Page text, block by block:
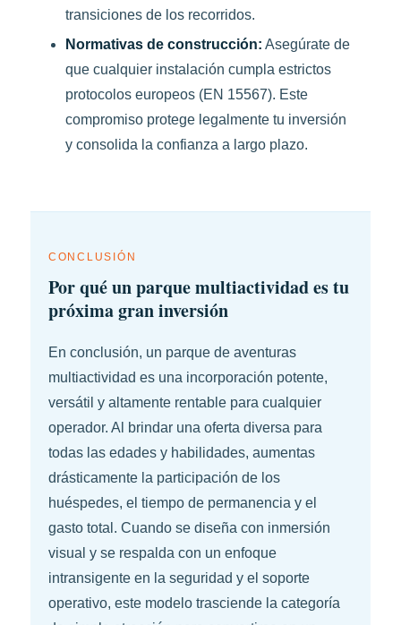
transiciones de los recorridos.
Normativas de construcción: Asegúrate de
que cualquier instalación cumpla estrictos
protocolos europeos (EN 15567). Este
compromiso protege legalmente tu inversión
y consolida la confianza a largo plazo.
CONCLUSIÓN
Por qué un parque multiactividad es tu
próxima gran inversión
En conclusión, un parque de aventuras
multiactividad es una incorporación potente,
versátil y altamente rentable para cualquier
operador. Al brindar una oferta diversa para
todas las edades y habilidades, aumentas
drásticamente la participación de los
huéspedes, el tiempo de permanencia y el
gasto total. Cuando se diseña con inmersión
visual y se respalda con un enfoque
intransigente en la seguridad y el soporte
operativo, este modelo trasciende la categoría